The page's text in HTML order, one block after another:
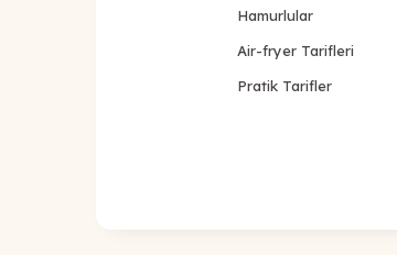
Hamurlular
Air-fryer Tarifleri
Pratik Tarifler